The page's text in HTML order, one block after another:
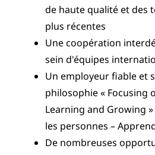
de haute qualité et des
plus récentes
Une coopération
sein d'équipes
Un employeur fiable et
philosophie « Focusing
Learning and Growing
les personnes –
De nombreuses